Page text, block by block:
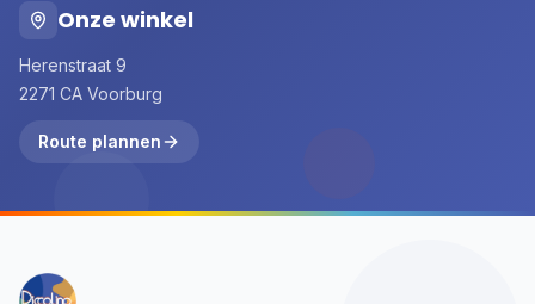
Onze winkel
Herenstraat 9
2271 CA Voorburg
Route plannen